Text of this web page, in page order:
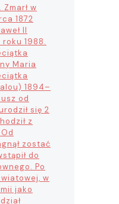
w
1872
II
1988.
Maria
1894–
od
się 2
z
zostać
do
Po
w
jako